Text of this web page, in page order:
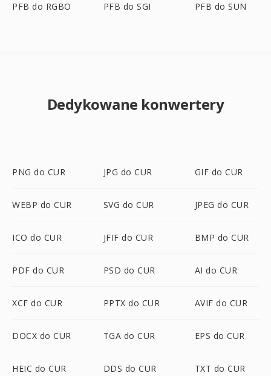
PFB do RGBO PFB do SGI PFB do SUN
Dedykowane konwertery
PNG do CUR JPG do CUR GIF do CUR
WEBP do CUR SVG do CUR JPEG do CUR
ICO do CUR JFIF do CUR BMP do CUR
PDF do CUR PSD do CUR AI do CUR
XCF do CUR PPTX do CUR AVIF do CUR
DOCX do CUR TGA do CUR EPS do CUR
HEIC do CUR DDS do CUR TXT do CUR